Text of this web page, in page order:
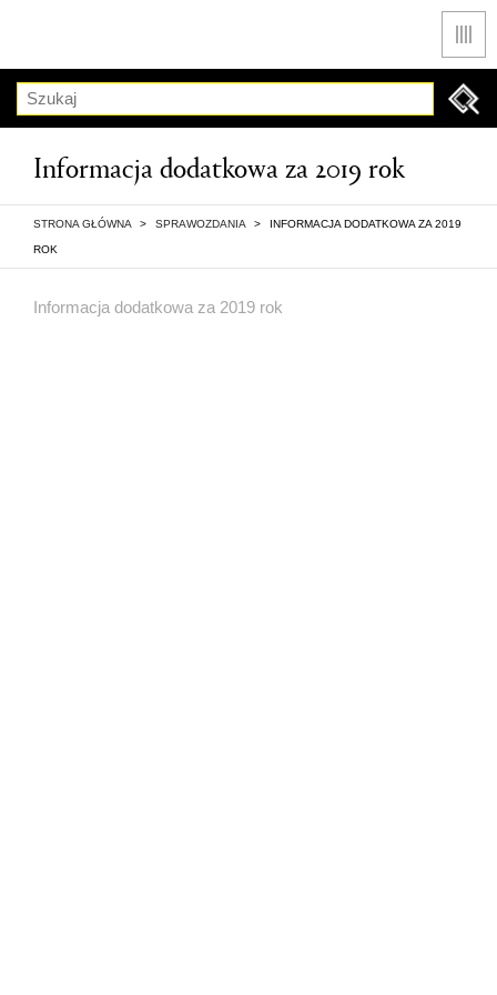
Szukaj
Informacja dodatkowa za 2019 rok
STRONA GŁÓWNA > SPRAWOZDANIA > INFORMACJA DODATKOWA ZA 2019
ROK
Informacja dodatkowa za 2019 rok